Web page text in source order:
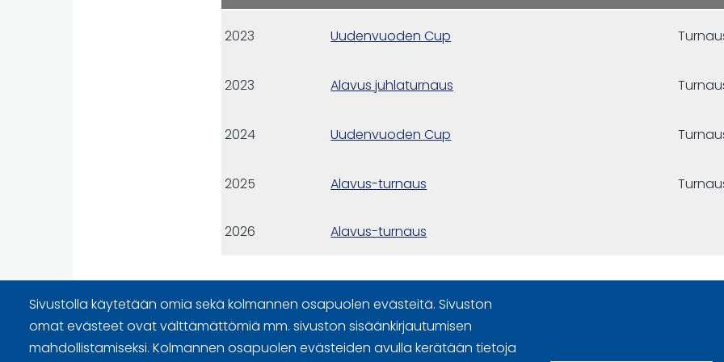
2023 Uudenvuoden Cup
2023 Alavus juhlaturnaus
2024 Uudenvuoden Cup
2025 Alavus-turnaus
2026 Alavus-turnaus
Sivustolla käytetään omia sekä kolmannen osapuolen evästeitä. Sivuston
omat evästeet ovat välttämättömiä mm. sivuston sisäänkirjautumisen
mahdollistamiseksi. Kolmannen osapuolen evästeiden avulla kerätään tietoja
Sivuston käyttöehdot ja sisällön käyttöoikeudet